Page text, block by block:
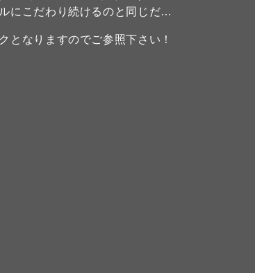
にこだわり続けるのと同じだ…
なりますのでご参照下さい！